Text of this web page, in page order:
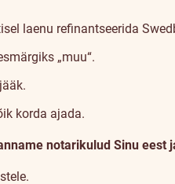
laenu refinantseerida
„muu“.
korda ajada.
notarikulud Sinu eest